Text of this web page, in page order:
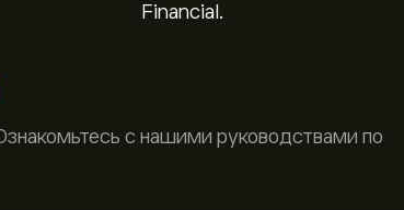
Financial.
с нашими руководствами по